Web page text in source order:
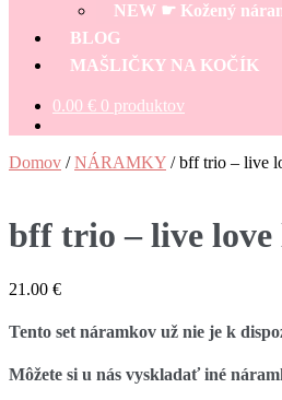
NEW ☛ Kožený
BLOG
MAŠLIČKY NA KOČÍK
0.00 € 0 produktov
Domov /NÁRAMKY /bff trio – live
bff trio – live love
21.00 €
Tento set náramkov už nie je k
Môžete si u nás vyskladať iné